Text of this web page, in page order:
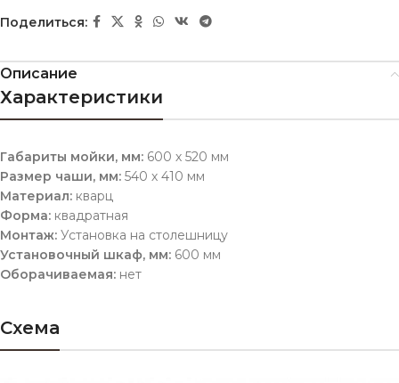
Поделиться:
Описание
Характеристики
Габариты мойки, мм: 600 х 520 мм
Размер чаши, мм: 540 х 410 мм
Материал: кварц
Форма: квадратная
Монтаж: Установка на столешницу
Установочный шкаф, мм: 600 мм
Оборачиваемая: нет
Схема